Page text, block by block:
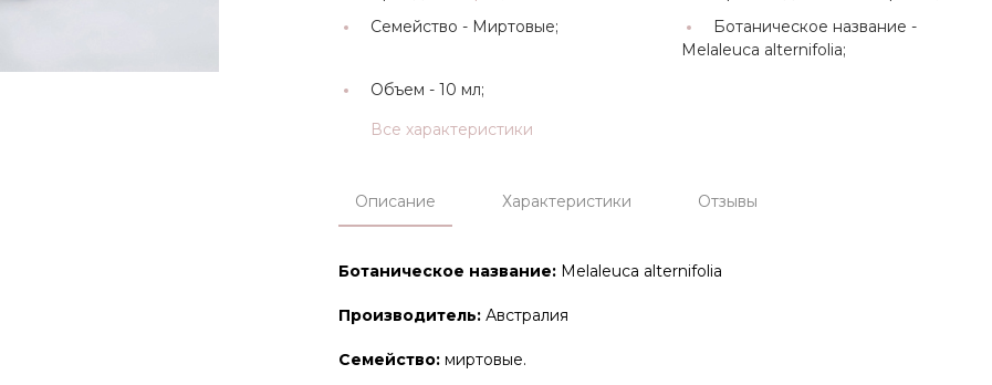
Семейство - Миртовые;
Ботаническое название -
Melaleuca alternifolia;
Объем - 10 мл;
Все характеристики
Описание Характеристики Отзывы
Ботаническое название:Melaleuca alternifolia
Производитель:Австралия
Семейство:миртовые.